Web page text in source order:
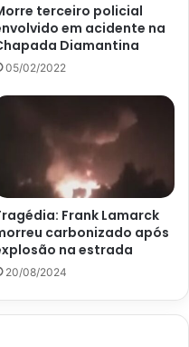
terceiro policial
em acidente na
Diamantina
05/02/2022
Frank Lamarck
carbonizado após
na estrada
20/08/2024